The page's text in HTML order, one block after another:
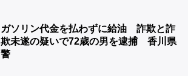
ガソリン代金を払わずに給油 詐欺と詐
欺未遂の疑いで72歳の男を逮捕 香川県
警